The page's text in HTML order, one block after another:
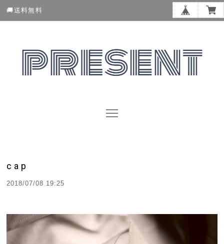
🚚送料無料
cap
2018/07/08 19:25